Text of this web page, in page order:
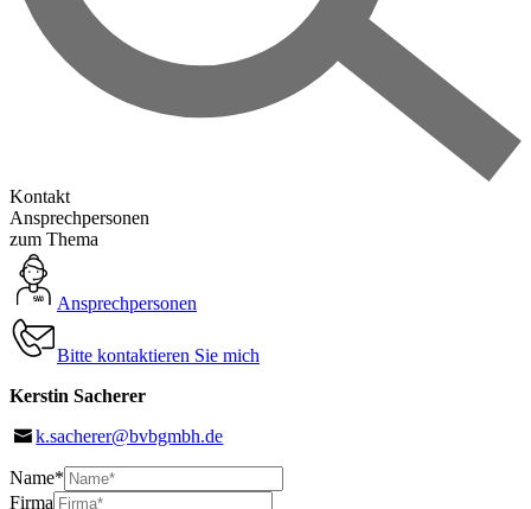
Kontakt
Ansprechpersonen
zum Thema
Ansprechpersonen
Bitte kontaktieren Sie mich
Kerstin Sacherer
k.sacherer@bvbgmbh.de
Name*
Firma